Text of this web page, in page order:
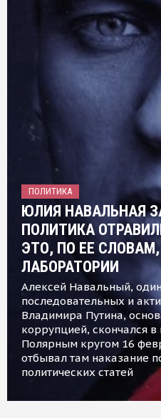
ПОЛИТИКА
ЮЛИЯ НАВАЛЬНАЯ
ПОЛИТИКА
ЭТО, ПО ЕЕ
ЛАБОРАТОРИИ
Алексей Навальный,
последовательных и
Владимира Путина,
коррупцией, скончался
Полярным кругом 16
отбывал там наказание
политических статей